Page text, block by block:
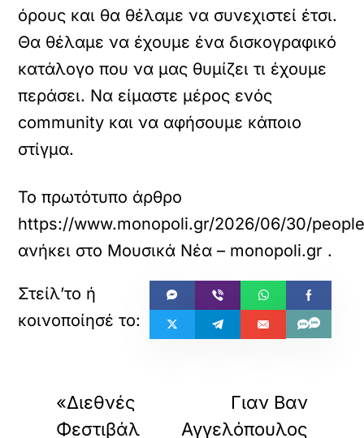
όρους και θα θέλαμε να συνεχιστεί έτσι.
Θα θέλαμε να έχουμε ένα δισκογραφικό
κατάλογο που να μας θυμίζει τι έχουμε
περάσει. Να είμαστε μέρος ενός
community και να αφήσουμε κάποιο
στίγμα.
Το πρωτότυπο άρθρο
https://www.monopoli.gr/2026/06/30/
ανήκει στο Μουσικά Νέα – monopoli.gr .
«Διεθνές
Φεστιβάλ
Γιαν Βαν
Αγγελόπουλος